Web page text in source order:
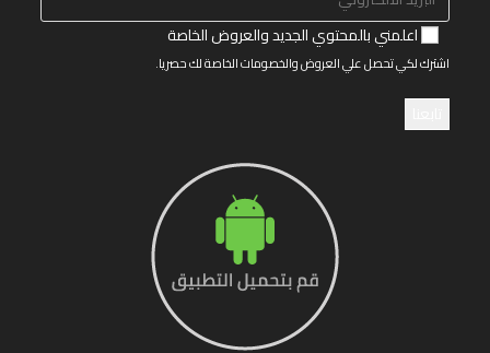
اعلمني بالمحتوي الجديد والعروض الخاصة
اشترك لكي تحصل علي العروض والخصومات الخاصة لك حصريا.